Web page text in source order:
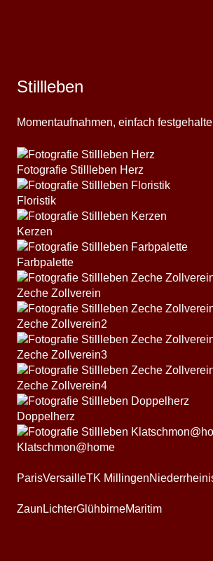
Stillleben
Momentaufnahmen, einfach
Fotografie Stillleben Herz
Floristik
Kerzen
Farbpalette
Zeche Zollverein
Zeche Zollverein2
Zeche Zollverein3
Zeche Zollverein4
Doppelherz
Klatschmon@home
ParisVersailleTK Millingen
Zaun LichterGlühbirneMaritim